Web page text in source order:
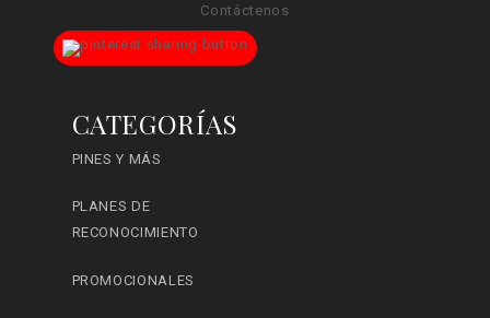
Contáctenos
CATEGORÍAS
PINES Y MÁS
PLANES DE
RECONOCIMIENTO
PROMOCIONALES